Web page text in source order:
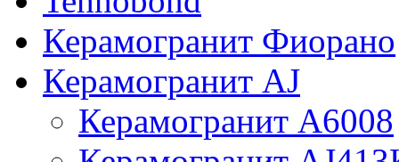
Керамогранит Фиорано
Керамогранит AJ
Керамогранит A6008